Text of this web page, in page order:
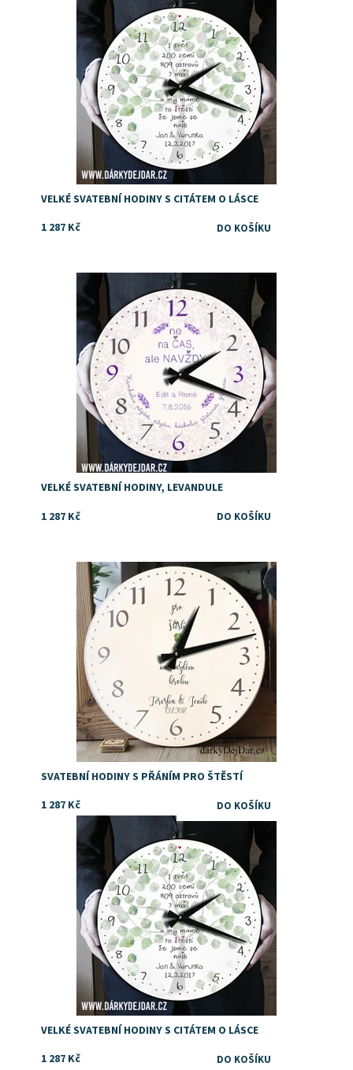
Dostupnost:
Skladem
VELKÉ SVATEBNÍ HODINY S CITÁTEM O LÁSCE
1 287 Kč
Dostupnost: Skladem
VELKÉ SVATEBNÍ HODINY, LEVANDULE
1 287 Kč
Dostupnost: Skladem
SVATEBNÍ HODINY S PŘÁNÍM PRO ŠTĚSTÍ
1 287 Kč
Dostupnost:
Skladem
VELKÉ SVATEBNÍ HODINY S CITÁTEM O LÁSCE
1 287 Kč